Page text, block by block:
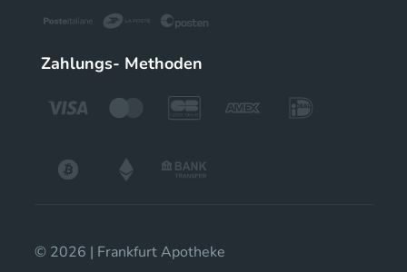
Zahlungs- Methoden
© 2026 | Frankfurt Apotheke